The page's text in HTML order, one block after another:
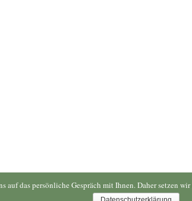
das persönliche Gespräch mit Ihnen. Daher setzen